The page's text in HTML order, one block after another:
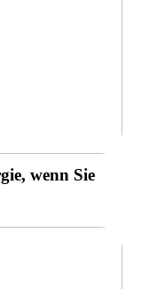
wenn Sie